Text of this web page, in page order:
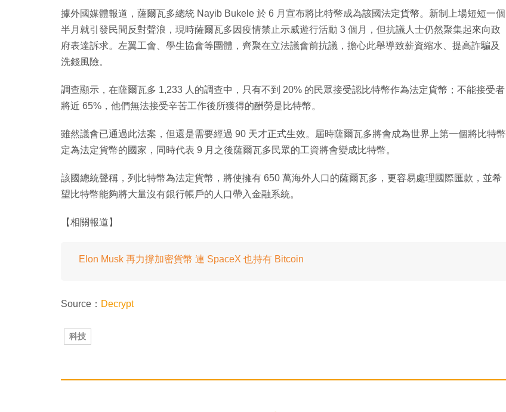
據外國媒體報道，薩爾瓦多總統 Nayib Bukele 於 6 月宣布將比特幣成為該國法定貨幣。新制上場短短一個
半月就引發民間反對聲浪，現時薩爾瓦多因疫情禁止示威遊行活動 3 個月，但抗議人士仍然聚集起來向政
府表達訴求。左翼工會、學生協會等團體，齊聚在立法議會前抗議，擔心此舉導致薪資縮水、提高詐騙及
洗錢風險。
調查顯示，在薩爾瓦多 1,233 人的調查中，只有不到 20% 的民眾接受認比特幣作為法定貨幣；不能接受者
將近 65%，他們無法接受辛苦工作後所獲得的酬勞是比特幣。
雖然議會已通過此法案，但還是需要經過 90 天才正式生效。屆時薩爾瓦多將會成為世界上第一個將比特幣
定為法定貨幣的國家，同時代表 9 月之後薩爾瓦多民眾的工資將會變成比特幣。
該國總統聲稱，列比特幣為法定貨幣，將使擁有 650 萬海外人口的薩爾瓦多，更容易處理國際匯款，並希
望比特幣能夠將大量沒有銀行帳戶的人口帶入金融系統。
【相關報道】
Elon Musk 再力撐加密貨幣 連 SpaceX 也持有 Bitcoin
Source： Decrypt
科技